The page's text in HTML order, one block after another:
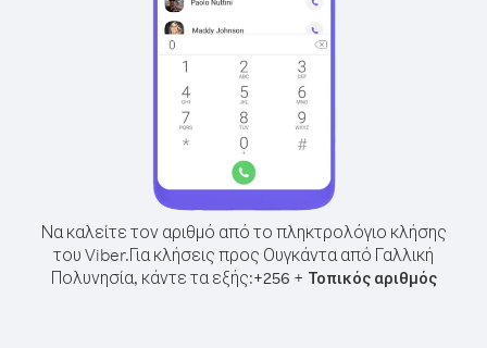
Να καλείτε τον αριθμό από το πληκτρολόγιο κλήσης
του Viber.Για κλήσεις προς Ουγκάντα από Γαλλική
Πολυνησία, κάντε τα εξής:+256 + Τοπικός αριθμός